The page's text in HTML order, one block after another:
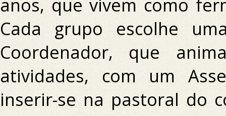
anos, que vivem como
Cada grupo escolhe
Coordenador, que
atividades, com um
inserir-se na pastoral do